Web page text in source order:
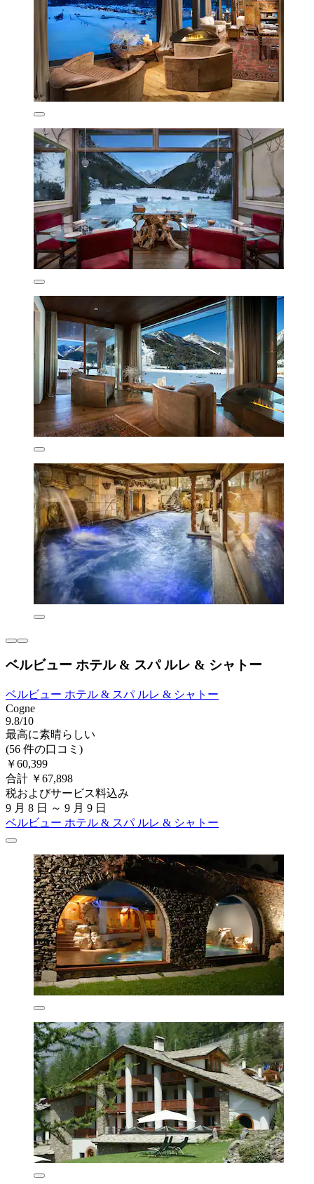
ベルビュー ホテル & スパ ルレ & シャトー
ベルビュー ホテル & スパ ルレ & シャトー
Cogne
9.8/10
最高に素晴らしい
(56 件の口コミ)
￥60,399
合計 ￥67,898
税およびサービス料込み
9 月 8 日 ～ 9 月 9 日
ベルビュー ホテル & スパ ルレ & シャトー